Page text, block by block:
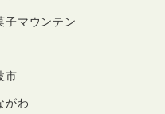
子マウンテン
市
がわ